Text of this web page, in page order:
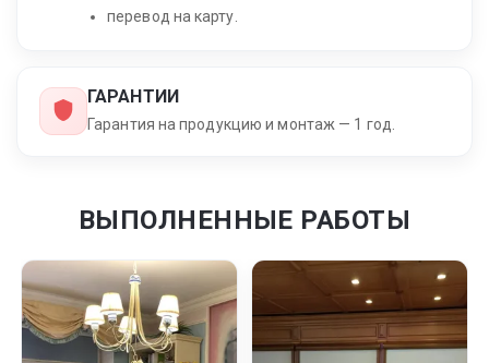
перевод на карту.
ГАРАНТИИ
Гарантия на продукцию и монтаж — 1 год.
ВЫПОЛНЕННЫЕ РАБОТЫ